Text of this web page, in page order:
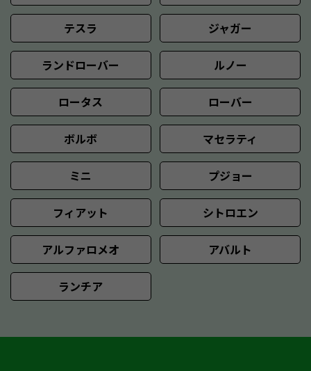
テスラ ジャガー
ランドローバー ルノー
ロータス ローバー
ボルボ マセラティ
ミニ プジョー
フィアット シトロエン
アルファロメオ アバルト
ランチア